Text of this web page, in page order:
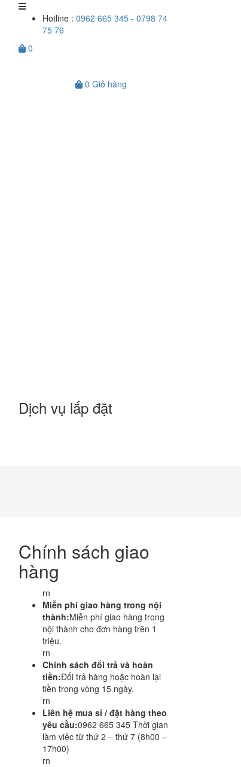
Hotline : 0962 665 345 - 0798 74
75 76
0
0 Giỏ hàng
Dịch vụ lắp đặt
Chính sách giao
hàng
rn
Miễn phí giao hàng trong nội
thành:Miễn phí giao hàng trong
nội thành cho đơn hàng trên 1
triệu.
rn
Chính sách đổi trả và hoàn
tiền:Đổi trả hàng hoặc hoàn lại
tiền trong vòng 15 ngày.
rn
Liên hệ mua sỉ / đặt hàng theo
yêu cầu:0962 665 345 Thời gian
làm việc từ thứ 2 – thứ 7 (8h00 –
17h00)
rn